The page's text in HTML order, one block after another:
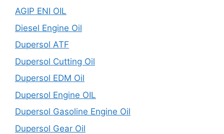
AGIP ENI OIL
Diesel Engine Oil
Dupersol ATF
Dupersol Cutting Oil
Dupersol EDM Oil
Dupersol Engine OIL
Dupersol Gasoline Engine Oil
Dupersol Gear Oil